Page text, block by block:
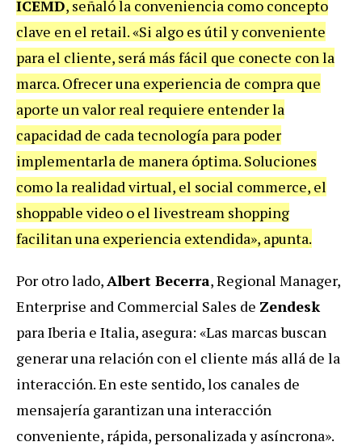
ICEMD, señaló la conveniencia como concepto
clave en el retail. «Si algo es útil y conveniente
para el cliente, será más fácil que conecte con la
marca. Ofrecer una experiencia de compra que
aporte un valor real requiere entender la
capacidad de cada tecnología para poder
implementarla de manera óptima. Soluciones
como la realidad virtual, el social commerce, el
shoppable video o el livestream shopping
facilitan una experiencia extendida», apunta.
Por otro lado, Albert Becerra, Regional Manager,
Enterprise and Commercial Sales de Zendesk
para Iberia e Italia, asegura: «Las marcas buscan
generar una relación con el cliente más allá de la
interacción. En este sentido, los canales de
mensajería garantizan una interacción
conveniente, rápida, personalizada y asíncrona».